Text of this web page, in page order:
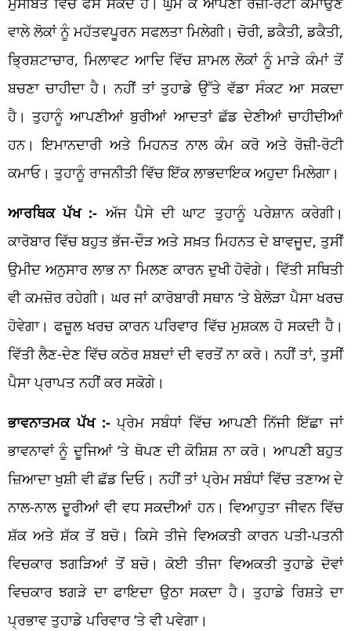
ਵਾਲੇ ਲੋਕਾਂ ਨੂੰ ਮਹੱਤਵਪੂਰਨ ਸਫਲਤਾ ਮਿਲੇਗੀ। ਚੋਰੀ, ਡਕੈਤੀ, ਡਕੈਤੀ,
ਭ੍ਰਿਸ਼ਟਾਚਾਰ, ਮਿਲਾਵਟ ਆਦਿ ਵਿੱਚ ਸ਼ਾਮਲ ਲੋਕਾਂ ਨੂੰ ਮਾੜੇ ਕੰਮਾਂ ਤੋਂ
ਬਚਣਾ ਚਾਹੀਦਾ ਹੈ। ਨਹੀਂ ਤਾਂ ਤੁਹਾਡੇ ਉੱਤੇ ਵੱਡਾ ਸੰਕਟ ਆ ਸਕਦਾ
ਹੈ। ਤੁਹਾਨੂੰ ਆਪਣੀਆਂ ਬੁਰੀਆਂ ਆਦਤਾਂ ਛੱਡ ਦੇਣੀਆਂ ਚਾਹੀਦੀਆਂ
ਹਨ। ਇਮਾਨਦਾਰੀ ਅਤੇ ਮਿਹਨਤ ਨਾਲ ਕੰਮ ਕਰੋ ਅਤੇ ਰੋਜ਼ੀ-ਰੋਟੀ
ਕਮਾਓ। ਤੁਹਾਨੂੰ ਰਾਜਨੀਤੀ ਵਿੱਚ ਇੱਕ ਲਾਭਦਾਇਕ ਅਹੁਦਾ ਮਿਲੇਗਾ।
ਆਰਥਿਕ ਪੱਖ :- ਅੱਜ ਪੈਸੇ ਦੀ ਘਾਟ ਤੁਹਾਨੂੰ ਪਰੇਸ਼ਾਨ ਕਰੇਗੀ।
ਕਾਰੋਬਾਰ ਵਿੱਚ ਬਹੁਤ ਭੱਜ-ਦੌੜ ਅਤੇ ਸਖ਼ਤ ਮਿਹਨਤ ਦੇ ਬਾਵਜੂਦ, ਤੁਸੀਂ
ਉਮੀਦ ਅਨੁਸਾਰ ਲਾਭ ਨਾ ਮਿਲਣ ਕਾਰਨ ਦੁਖੀ ਹੋਵੋਗੇ। ਵਿੱਤੀ ਸਥਿਤੀ
ਵੀ ਕਮਜ਼ੋਰ ਰਹੇਗੀ। ਘਰ ਜਾਂ ਕਾਰੋਬਾਰੀ ਸਥਾਨ ‘ਤੇ ਬੇਲੋੜਾ ਪੈਸਾ ਖਰਚ
ਹੋਵੇਗਾ। ਫਜ਼ੂਲ ਖਰਚ ਕਾਰਨ ਪਰਿਵਾਰ ਵਿੱਚ ਮੁਸ਼ਕਲ ਹੋ ਸਕਦੀ ਹੈ।
ਵਿੱਤੀ ਲੈਣ-ਦੇਣ ਵਿੱਚ ਕਠੋਰ ਸ਼ਬਦਾਂ ਦੀ ਵਰਤੋਂ ਨਾ ਕਰੋ। ਨਹੀਂ ਤਾਂ, ਤੁਸੀਂ
ਪੈਸਾ ਪ੍ਰਾਪਤ ਨਹੀਂ ਕਰ ਸਕੋਗੇ।
ਭਾਵਨਾਤਮਕ ਪੱਖ :-ਪ੍ਰੇਮ ਸਬੰਧਾਂ ਵਿੱਚ ਆਪਣੀ ਨਿੱਜੀ ਇੱਛਾ ਜਾਂ
ਭਾਵਨਾਵਾਂ ਨੂੰ ਦੂਜਿਆਂ ‘ਤੇ ਥੋਪਣ ਦੀ ਕੋਸ਼ਿਸ਼ ਨਾ ਕਰੋ। ਆਪਣੀ ਬਹੁਤ
ਜ਼ਿਆਦਾ ਖੁਸ਼ੀ ਵੀ ਛੱਡ ਦਿਓ। ਨਹੀਂ ਤਾਂ ਪ੍ਰੇਮ ਸਬੰਧਾਂ ਵਿੱਚ ਤਣਾਅ ਦੇ
ਨਾਲ-ਨਾਲ ਦੂਰੀਆਂ ਵੀ ਵਧ ਸਕਦੀਆਂ ਹਨ। ਵਿਆਹੁਤਾ ਜੀਵਨ ਵਿੱਚ
ਸ਼ੱਕ ਅਤੇ ਸ਼ੱਕ ਤੋਂ ਬਚੋ। ਕਿਸੇ ਤੀਜੇ ਵਿਅਕਤੀ ਕਾਰਨ ਪਤੀ-ਪਤਨੀ
ਵਿਚਕਾਰ ਝਗੜਿਆਂ ਤੋਂ ਬਚੋ। ਕੋਈ ਤੀਜਾ ਵਿਅਕਤੀ ਤੁਹਾਡੇ ਦੋਵਾਂ
ਵਿਚਕਾਰ ਝਗੜੇ ਦਾ ਫਾਇਦਾ ਉਠਾ ਸਕਦਾ ਹੈ। ਤੁਹਾਡੇ ਰਿਸ਼ਤੇ ਦਾ
ਪ੍ਰਭਾਵ ਤੁਹਾਡੇ ਪਰਿਵਾਰ ‘ਤੇ ਵੀ ਪਵੇਗਾ।